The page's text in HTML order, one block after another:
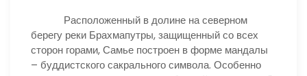
Расположенный в долине на северном
берегу реки Брахмапутры, защищенный со всех
сторон горами, Самье построен в форме мандалы
– буддистского сакрального символа. Особенно